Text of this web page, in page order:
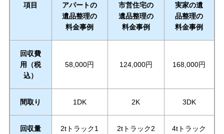
項目
アパートの
遺品整理の
料金事例
市営住宅の
遺品整理の
料金事例
実家の遺
品整理の
料金事例
回収費
用（税
込）
58,000円 124,000円 168,000円
間取り 1DK 2K 3DK
回収量
2tトラック1
2tトラック2
4tトラック